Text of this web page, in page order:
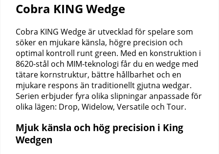
Cobra KING Wedge
Cobra KING Wedge är utvecklad för spelare som
söker en mjukare känsla, högre precision och
optimal kontroll runt green. Med en konstruktion i
8620-stål och MIM-teknologi får du en wedge med
tätare kornstruktur, bättre hållbarhet och en
mjukare respons än traditionellt gjutna wedgar.
Serien erbjuder fyra olika slipningar anpassade för
olika lägen: Drop, Widelow, Versatile och Tour.
Mjuk känsla och hög precision i King
Wedgen